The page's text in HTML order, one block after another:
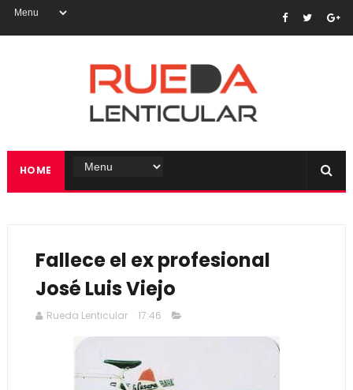
HOME
Fallece el ex profesional
José Luis Viejo
Rueda Lenticular 17:46